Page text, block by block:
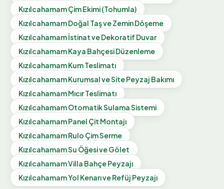
KızılcahamamÇim Ekimi (Tohumla)
KızılcahamamDoğal Taş ve Zemin Döşeme
Kızılcahamamİstinat ve Dekoratif Duvar
KızılcahamamKaya Bahçesi Düzenleme
KızılcahamamKum Teslimatı
KızılcahamamKurumsal ve Site Peyzaj Bakımı
KızılcahamamMıcır Teslimatı
KızılcahamamOtomatik Sulama Sistemi
KızılcahamamPanel Çit Montajı
KızılcahamamRulo Çim Serme
KızılcahamamSu Öğesi ve Gölet
KızılcahamamVilla Bahçe Peyzajı
KızılcahamamYol Kenarı ve Refüj Peyzajı